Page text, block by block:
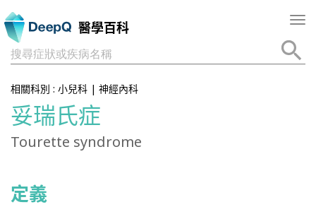
醫學百科
搜尋症狀或疾病名稱
相關科別 : 小兒科 | 神經內科
妥瑞氏症
Tourette syndrome
定義